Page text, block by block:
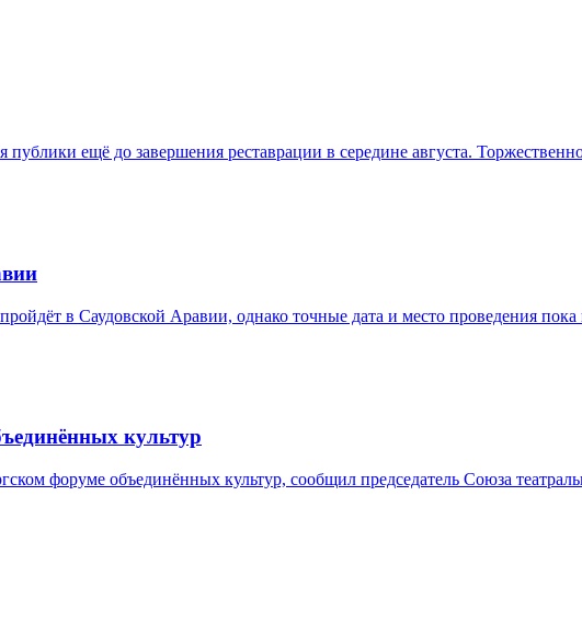
ещё до завершения реставрации в середине августа.
в Саудовской Аравии, однако точные дата и место проведения
культур
форуме объединённых культур, сообщил председатель Союза